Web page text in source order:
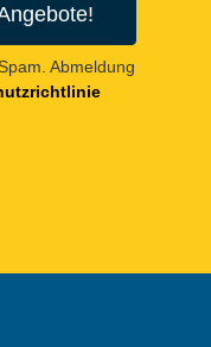
Abmeldung